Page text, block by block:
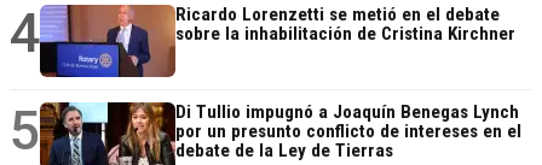
4
Ricardo Lorenzetti se metió en el debate
sobre la inhabilitación de Cristina Kirchner
5
Di Tullio impugnó a Joaquín Benegas Lynch
por un presunto conflicto de intereses en el
debate de la Ley de Tierras